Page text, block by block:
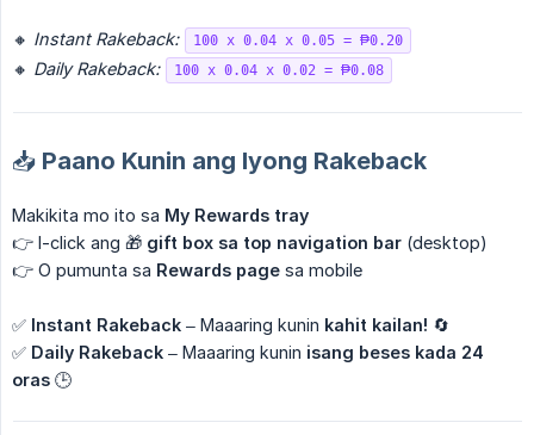
🔸 Instant Rakeback: 100 x 0.04 x 0.05 = ₱0.20
🔸 Daily Rakeback: 100 x 0.04 x 0.02 = ₱0.08
📥 Paano Kunin ang Iyong Rakeback
Makikita mo ito sa My Rewards tray
👉 I-click ang 🎁 gift box sa top navigation bar (desktop)
👉 O pumunta sa Rewards page sa mobile
✅ Instant Rakeback – Maaaring kunin kahit kailan! 🔄
✅ Daily Rakeback – Maaaring kunin isang beses kada 24
oras 🕒